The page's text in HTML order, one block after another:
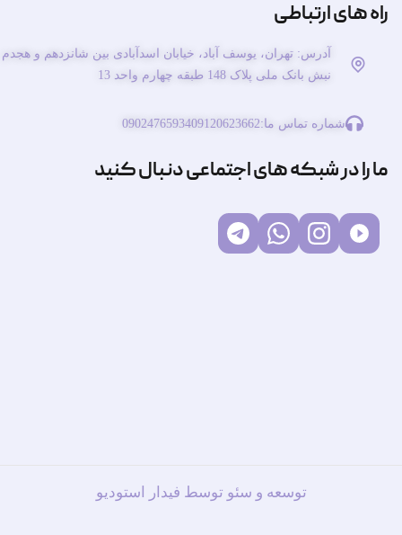
راه های ارتباطی
آدرس: تهران، یوسف آباد، خیابان اسدآبادی بین شانزدهم و هجدم
نبش بانک ملی پلاک 148 طبقه چهارم واحد 13
شماره تماس ما:09120623662
09024765934
ما را در شبکه های اجتماعی دنبال کنید
توسعه و سئو توسط فیدار استودیو